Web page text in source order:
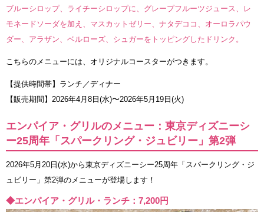
ブルーシロップ、ライチーシロップに、グレープフルーツジュース、レ
モネードソーダを加え、マスカットゼリー、ナタデココ、オーロラパウ
ダー、アラザン、ベルローズ、シュガーをトッピングしたドリンク。
こちらのメニューには、オリジナルコースターがつきます。
【提供時間帯】ランチ／ディナー
【販売期間】2026年4月8日(水)〜2026年5月19日(火)
エンパイア・グリルのメニュー：東京ディズニーシ
ー25周年「スパークリング・ジュビリー」第2弾
2026年5月20日(水)から東京ディズニーシー25周年「スパークリング・ジ
ュビリー」第2弾のメニューが登場します！
◆エンパイア・グリル・ランチ：7,200円